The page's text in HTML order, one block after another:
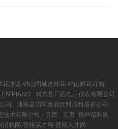
花速递-钟山同城送鲜花-钟山鲜花订购
PIANO
鸡东县厂西电工仪表有限公司
司
通榆县消写食品饮料原料股份公司
技术有限公司 - 首页
首页_粉丝福利购
招聘网-普格英才网-普格人才网